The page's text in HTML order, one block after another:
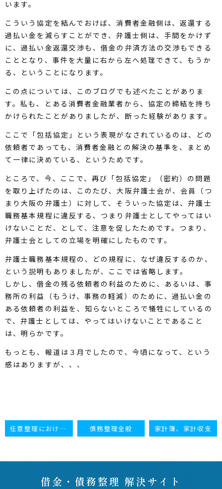
います。
こういう協定を結んでおけば、消費者金融側は、返還する
過払い金を減らすことができ、弁護士側は、手間をかけず
に、過払い金返還交渉も、借金の弁済方法の交渉もできる
こととなり、事件を大量に右から左へ処理できて、もうか
る、ということになります。
この点については、このブログでも述べたことがありま
す。私も、とある消費者金融業者から、協定の締結を持ち
かけられたことがありましたが、断った経験があります。
ここで「包括協定」という表現がなされているのは、どの
依頼者であっても、消費者金融との解決の基準を、まとめ
て一律に決めている、というためです。
ところで、今、ここで、再び「包括協定」（密約）の問題
を取り上げたのは、このたび、大阪弁護士会が、会員（つ
まり大阪の弁護士）に対して、そういった協定は、弁護士
職務基本規程に違反する、つまり弁護士としてやってはい
けないことだ、として、注意を促したためです。つまり、
弁護士会としての立場を明確にしたものです。
弁護士職務基本規程の、どの規程に、なぜ違反するのか、
という説明もありましたが、ここでは省略します。
しかし、借金の残る依頼者の利益のために、あるいは、事
務所の利益（もうけ、事務の軽減）のために、過払い金の
ある依頼者の利益を、知らないところで犠牲にしているの
で、弁護士としては、やってはいけないことであること
は、明らかです。
もっとも、報道は３月でしたので、今頃になって、という
感はありますが、、、
任意整理における分割弁済の期間（分割回数） 債務整理全般 家計簿、家計収支
借金・債務整理 解決サイト